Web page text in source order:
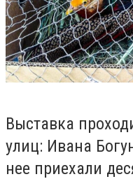
Выставка
улиц: Ивана
нее приехали